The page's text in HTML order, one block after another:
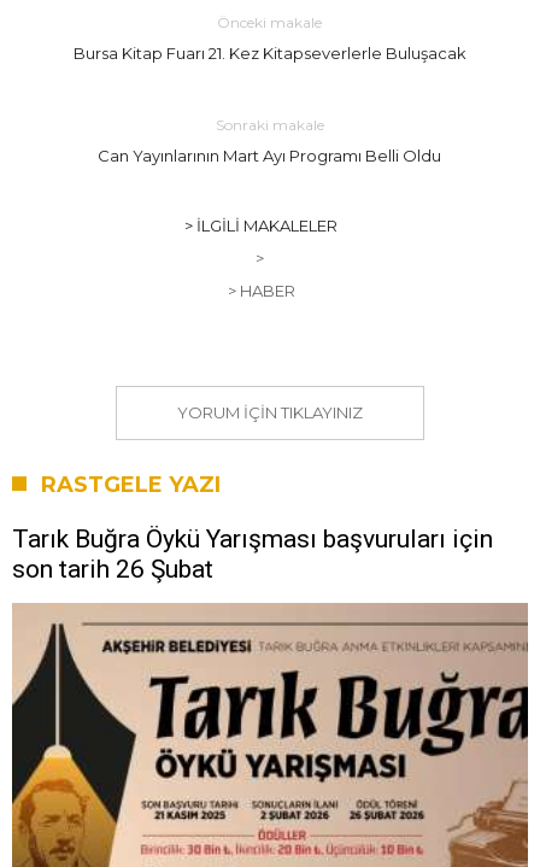
Önceki makale
Bursa Kitap Fuarı 21. Kez Kitapseverlerle Buluşacak
Sonraki makale
Can Yayınlarının Mart Ayı Programı Belli Oldu
> İLGILI MAKALELER
>
> HABER
YORUM IÇIN TIKLAYINIZ
RASTGELE YAZI
Tarık Buğra Öykü Yarışması başvuruları için
son tarih 26 Şubat